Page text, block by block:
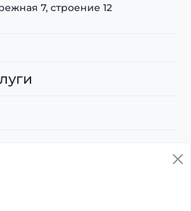
7, строение 12